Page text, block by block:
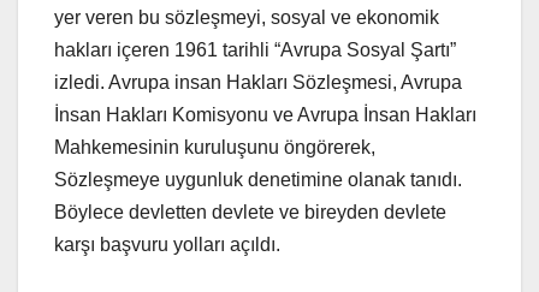
yer veren bu sözleşmeyi, sosyal ve ekonomik
hakları içeren 1961 tarihli “Avrupa Sosyal Şartı”
izledi. Avrupa insan Hakları Sözleşmesi, Avrupa
İnsan Hakları Komisyonu ve Avrupa İnsan Hakları
Mahkemesinin kuruluşunu öngörerek,
Sözleşmeye uygunluk denetimine olanak tanıdı.
Böylece devletten devlete ve bireyden devlete
karşı başvuru yolları açıldı.